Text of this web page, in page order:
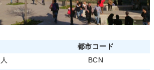
都市コード
BCN